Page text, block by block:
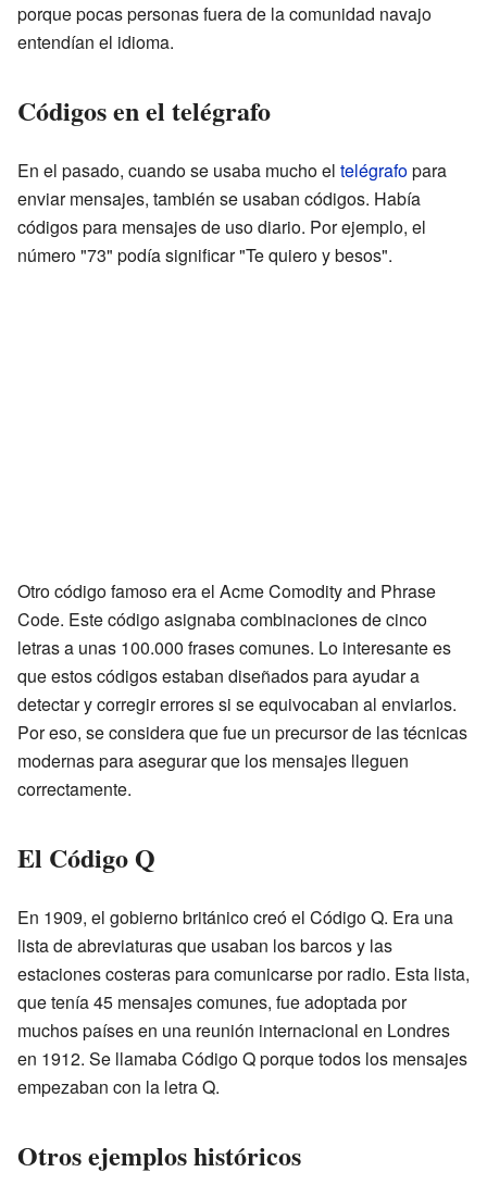
porque pocas personas fuera de la comunidad navajo
entendían el idioma.
Códigos en el telégrafo
En el pasado, cuando se usaba mucho el telégrafopara
enviar mensajes, también se usaban códigos. Había
códigos para mensajes de uso diario. Por ejemplo, el
número "73" podía significar "Te quiero y besos".
Otro código famoso era el Acme Comodity and Phrase
Code. Este código asignaba combinaciones de cinco
letras a unas 100.000 frases comunes. Lo interesante es
que estos códigos estaban diseñados para ayudar a
detectar y corregir errores si se equivocaban al enviarlos.
Por eso, se considera que fue un precursor de las técnicas
modernas para asegurar que los mensajes lleguen
correctamente.
El Código Q
En 1909, el gobierno británico creó el Código Q. Era una
lista de abreviaturas que usaban los barcos y las
estaciones costeras para comunicarse por radio. Esta lista,
que tenía 45 mensajes comunes, fue adoptada por
muchos países en una reunión internacional en Londres
en 1912. Se llamaba Código Q porque todos los mensajes
empezaban con la letra Q.
Otros ejemplos históricos